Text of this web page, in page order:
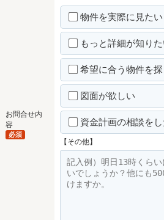
お問合せ内
容
必須
物件を実際に見たい
もっと詳細が知り
希望に合う物件を
図面が欲しい
資金計画の相談を
【その他】